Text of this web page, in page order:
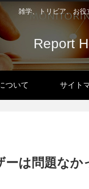
雑学、トリビア、お役
Report
ついて サイト
は問題なか